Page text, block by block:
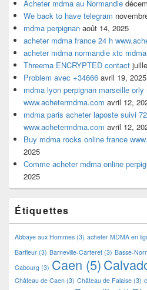
Acheter mdma au Normandie
We back to have telegram
mdma perpignan août 14, 2025
acheter mdma france 24 h
acheter mdma normandie xtc
Threema ENCRYPTED contact
Problem avec +34666 avril 19, 2025
mdma lyon perpignan marseille orly
www.achetermdma.com avril 12,
mdma paris acheter laposte suivi
www.achetermdma.com avril 12,
Buy mdma rocks online france
2025
Comme acheter mdma online
2025
Étiquettes
Abbaye aux Hommes (3) acheter MDMA en
Barfleur (3) Barneville-Carteret (3) Basse-
Cabourg (3) Caen (5)
Château de Caen (3) Château de Falaise (3)